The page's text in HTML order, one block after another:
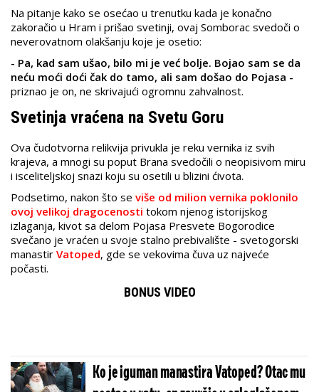
Na pitanje kako se osećao u trenutku kada je konačno
zakoračio u Hram i prišao svetinji, ovaj Somborac svedoči o
neverovatnom olakšanju koje je osetio:
- Pa, kad sam ušao, bilo mi je već bolje. Bojao sam se da
neću moći doći čak do tamo, ali sam došao do Pojasa -
priznao je on, ne skrivajući ogromnu zahvalnost.
Svetinja vraćena na Svetu Goru
Ova čudotvorna relikvija privukla je reku vernika iz svih
krajeva, a mnogi su poput Brana svedočili o neopisivom miru
i isceliteljskoj snazi koju su osetili u blizini ćivota.
Podsetimo, nakon što se više od milion vernika poklonilo
ovoj velikoj dragocenosti tokom njenog istorijskog
izlaganja, kivot sa delom Pojasa Presvete Bogorodice
svečano je vraćen u svoje stalno prebivalište - svetogorski
manastir Vatoped, gde se vekovima čuva uz najveće
počasti.
BONUS VIDEO
Ko je iguman manastira Vatoped? Otac mu